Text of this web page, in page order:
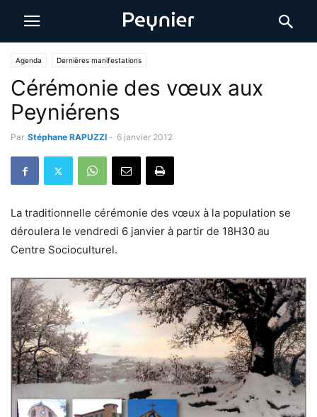
Agenda Dernières manifestations
Cérémonie des vœux aux
Peyniérens
Par Stéphane RAPUZZI - 6 janvier 2012
La traditionnelle cérémonie des vœux à la population se
déroulera le vendredi 6 janvier à partir de 18H30 au
Centre Socioculturel.